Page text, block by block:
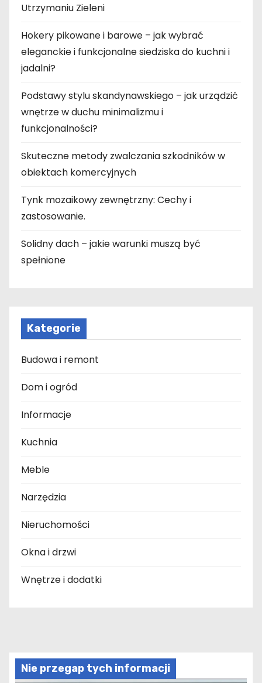
Utrzymaniu Zieleni
Hokery pikowane i barowe – jak wybrać
eleganckie i funkcjonalne siedziska do kuchni i
jadalni?
Podstawy stylu skandynawskiego – jak urządzić
wnętrze w duchu minimalizmu i
funkcjonalności?
Skuteczne metody zwalczania szkodników w
obiektach komercyjnych
Tynk mozaikowy zewnętrzny: Cechy i
zastosowanie.
Solidny dach – jakie warunki muszą być
spełnione
Kategorie
Budowa i remont
Dom i ogród
Informacje
Kuchnia
Meble
Narzędzia
Nieruchomości
Okna i drzwi
Wnętrze i dodatki
Nie przegap tych informacji